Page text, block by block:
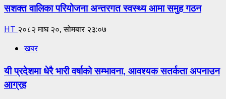
सशक्त वालिका परियोजना अन्तरगत स्वस्थ्य आमा समुह गठन
HT २०८२ माघ २०, सोमबार २३:०७
खबर
यी प्रदेशमा धेरै भारी वर्षाको सम्भावना, आवश्यक सतर्कता अपनाउन
आग्रह